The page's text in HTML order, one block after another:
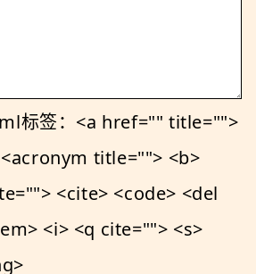
标签：<a href="" title="">
title=""> <b>
<cite> <code> <del
<i> <q cite=""> <s>